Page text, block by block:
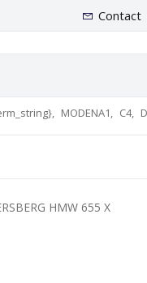
Contact
MODENA1, C4,
HMW 655 X